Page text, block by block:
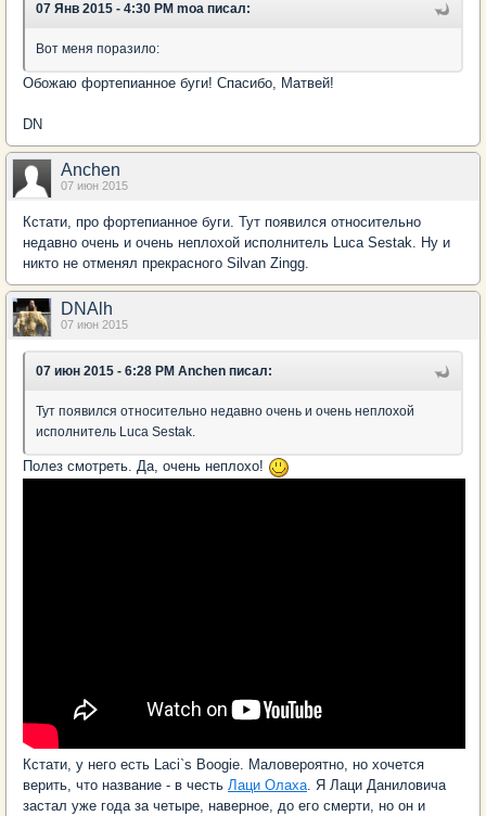
07 Янв 2015 - 4:30 PM moa писал:
Вот меня поразило:
Обожаю фортепианное буги! Спасибо, Матвей!
DN
Anchen
07 июн 2015
Кстати, про фортепианное буги. Тут появился относительно
недавно очень и очень неплохой исполнитель Luca Sestak. Ну и
никто не отменял прекрасного Silvan Zingg.
DNAlh
07 июн 2015
07 июн 2015 - 6:28 PM Anchen писал:
Тут появился относительно недавно очень и очень неплохой
исполнитель Luca Sestak.
Полез смотреть. Да, очень неплохо!
Кстати, у него есть Laci`s Boogie. Маловероятно, но хочется
верить, что название - в честь Лаци Олаха . Я Лаци Даниловича
застал уже года за четыре, наверное, до его смерти, но он и